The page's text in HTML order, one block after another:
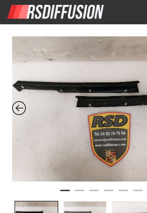
Accueil
Nouvelles annonces
Annonces prolongées
Atelier mécanique
Contact